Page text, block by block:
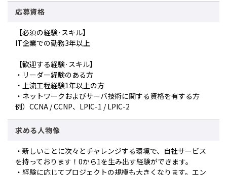
応募資格
【必須の経験·スキル】
IT企業での勤務3年以上
【歓迎する経験·スキル】
・リーダー経験のある方
・上流工程経験1年以上の方
・ネットワークおよびサーバ技術に関する資格を有する方
例）CCNA / CCNP、LPIC-1 / LPIC-2
求める人物像
・新しいことに次々とチャレンジする環境で、自社サービス
を持っております！0から1を生み出す経験ができます。
・経験に応じてプロジェクトの規模も大きくなります。エン